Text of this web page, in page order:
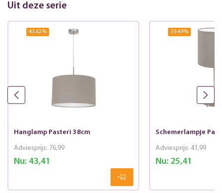
Uit deze serie
43.62%
Hanglamp Pasteri 38cm
Nu:43,41
Adviesprijs: 76,99
39.49%
Schemerlampje
Nu:25,41
Adviesprijs: 41,99